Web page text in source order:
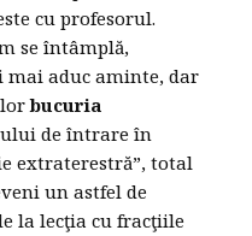
cu profesorul.
se întâmplă,
mai aduc aminte, dar
bucuria
de întrare în
extraterestră”, total
un astfel de
la lecţia cu fracţiile